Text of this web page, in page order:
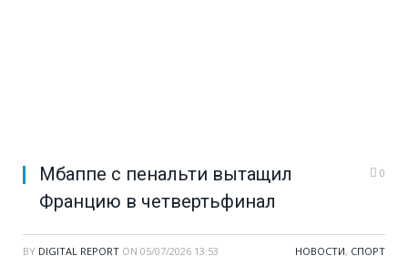
Мбаппе с пенальти вытащил
Францию в четвертьфинал
0
BY DIGITAL REPORT ON 05/07/2026 13:53 НОВОСТИ, СПОРТ